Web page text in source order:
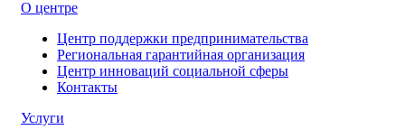
О центре
Центр поддержки предпринимательства
Региональная гарантийная организация
Центр инноваций социальной сферы
Контакты
Услуги